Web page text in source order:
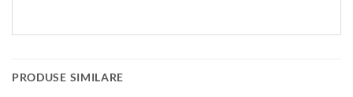
PRODUSE SIMILARE